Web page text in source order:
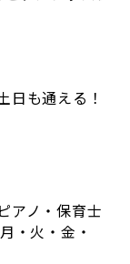
日も通える！
アノ・保育士
・火・金・